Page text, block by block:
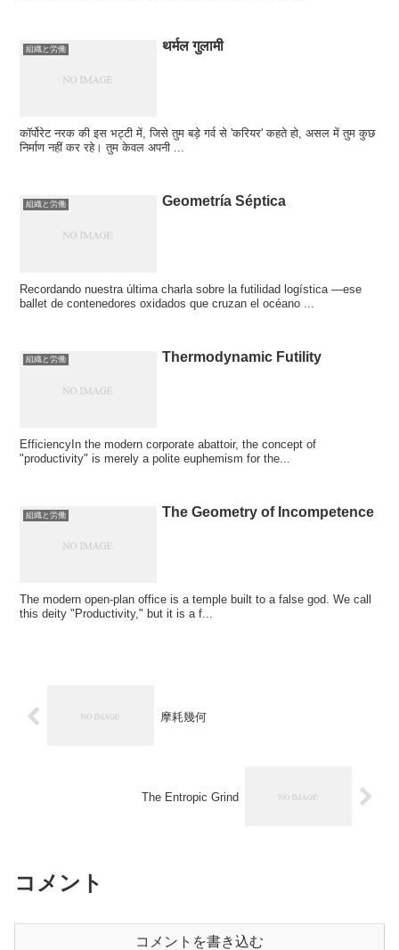
組織と労働 थर्मल गुलामी
कॉर्पोरेट नरक की इस भट्टी में, जिसे तुम बड़े गर्व से 'करियर' कहते हो, असल में तुम कुछ
निर्माण नहीं कर रहे। तुम केवल अपनी ...
組織と労働 Geometría Séptica
Recordando nuestra última charla sobre la futilidad logística —ese
ballet de contenedores oxidados que cruzan el océano ...
組織と労働 Thermodynamic Futility
EfficiencyIn the modern corporate abattoir, the concept of
"productivity" is merely a polite euphemism for the...
組織と労働 The Geometry of Incompetence
The modern open-plan office is a temple built to a false god. We call
this deity "Productivity," but it is a f...
摩耗幾何
The Entropic Grind
コメント
コメントを書き込む